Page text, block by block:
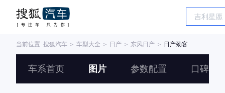
当前位置: 搜狐汽车 ＞ 车型大全 ＞ 日产 ＞ 东风日产 ＞ 日产劲客
车系首页 图片 参数配置 口碑